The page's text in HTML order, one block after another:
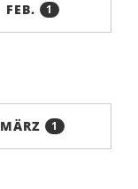
FEB. 1
MÄRZ 1